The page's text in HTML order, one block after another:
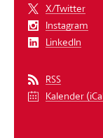
X/Twitter
Instagram
LinkedIn
RSS
Kalender